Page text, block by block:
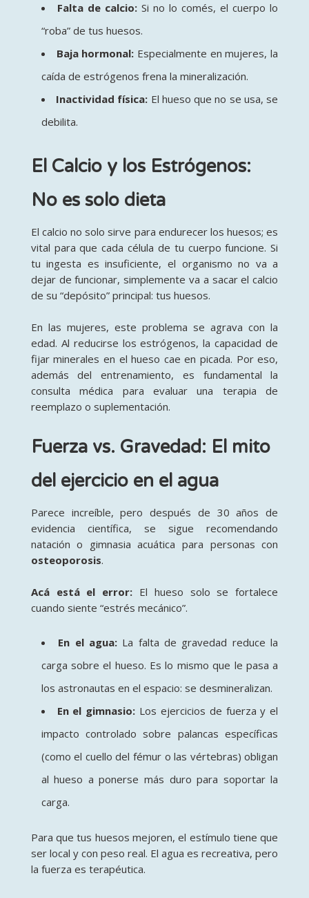
Falta de calcio:Si no lo comés, el cuerpo lo
“roba” de tus huesos.
Baja hormonal: Especialmente en mujeres, la
caída de estrógenos frena la mineralización.
Inactividad física: El hueso que no se usa, se
debilita.
El Calcio y los Estrógenos:
No es solo dieta
El calcio no solo sirve para endurecer los huesos; es
vital para que cada célula de tu cuerpo funcione. Si
tu ingesta es insuficiente, el organismo no va a
dejar de funcionar, simplemente va a sacar el calcio
de su “depósito” principal: tus huesos.
En las mujeres, este problema se agrava con la
edad. Al reducirse los estrógenos, la capacidad de
fijar minerales en el hueso cae en picada. Por eso,
además del entrenamiento, es fundamental la
consulta médica para evaluar una terapia de
reemplazo o suplementación.
Fuerza vs. Gravedad: El mito
del ejercicio en el agua
Parece increíble, pero después de 30 años de
evidencia científica, se sigue recomendando
natación o gimnasia acuática para personas con
osteoporosis.
Acá está el error: El hueso solo se fortalece
cuando siente “estrés mecánico”.
En el agua:La falta de gravedad reduce la
carga sobre el hueso. Es lo mismo que le pasa a
los astronautas en el espacio: se desmineralizan.
En el gimnasio: Los ejercicios de fuerza y el
impacto controlado sobre palancas específicas
(como el cuello del fémur o las vértebras) obligan
al hueso a ponerse más duro para soportar la
carga.
Para que tus huesos mejoren, el estímulo tiene que
ser local y con peso real. El agua es recreativa, pero
la fuerza es terapéutica.